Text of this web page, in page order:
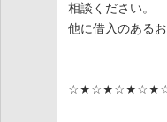
相談ください。
他に借入のある